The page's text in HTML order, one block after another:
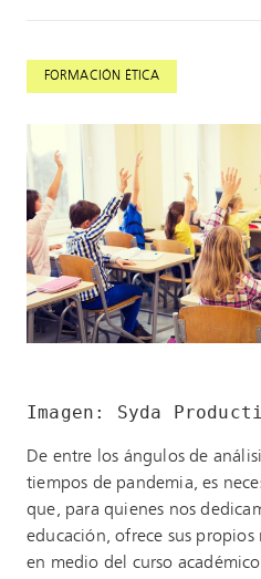
FORMACIÓN ÉTICA
Imagen: Syda
De entre los ángulos de
tiempos de pandemia, es
que, para quienes nos
educación, ofrece sus propios
en medio del curso